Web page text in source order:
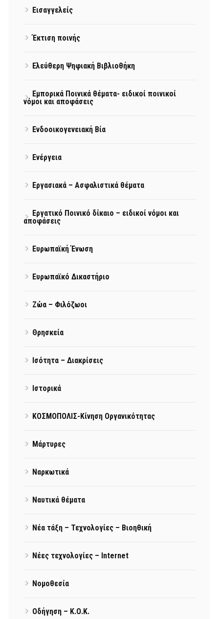
Εισαγγελείς
Έκτιση ποινής
Ελεύθερη Ψηφιακή Βιβλιοθήκη
Εμπορικά Ποινικά θέματα- ειδικοί ποινικοί
νόμοι και αποφάσεις
Ενδοοικογενειακή Βία
Ενέργεια
Εργασιακά – Ασφαλιστικά θέματα
Εργατικό Ποινικό δίκαιο – ειδικοί νόμοι και
αποφάσεις
Ευρωπαϊκή Ένωση
Ευρωπαϊκό Δικαστήριο
Ζώα – Φιλόζωοι
Θρησκεία
Ισότητα – Διακρίσεις
Ιστορικά
ΚΟΣΜΟΠΟΛΙΣ-Κίνηση Οργανικότητας
Μάρτυρες
Ναρκωτικά
Ναυτικά θέματα
Νέα τάξη – Τεχνολογίες – Βιοηθική
Νέες τεχνολογίες – Internet
Νομοθεσία
Οδήγηση – Κ.Ο.Κ.